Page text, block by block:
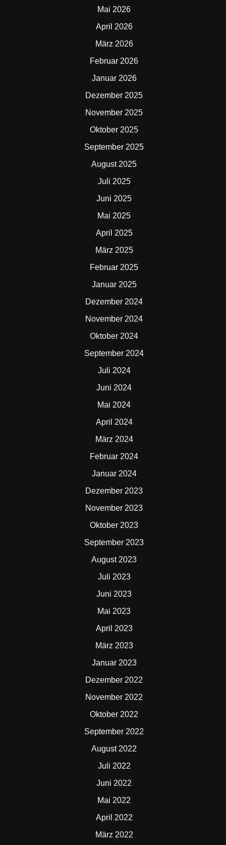
Mai 2026
April 2026
März 2026
Februar 2026
Januar 2026
Dezember 2025
November 2025
Oktober 2025
September 2025
August 2025
Juli 2025
Juni 2025
Mai 2025
April 2025
März 2025
Februar 2025
Januar 2025
Dezember 2024
November 2024
Oktober 2024
September 2024
Juli 2024
Juni 2024
Mai 2024
April 2024
März 2024
Februar 2024
Januar 2024
Dezember 2023
November 2023
Oktober 2023
September 2023
August 2023
Juli 2023
Juni 2023
Mai 2023
April 2023
März 2023
Januar 2023
Dezember 2022
November 2022
Oktober 2022
September 2022
August 2022
Juli 2022
Juni 2022
Mai 2022
April 2022
März 2022